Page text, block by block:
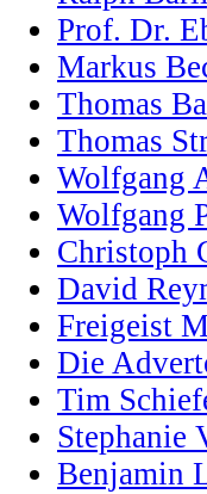
Prof. Dr.
Markus
Thomas
Thomas
Wolfgang
Wolfgang
Christoph
David
Freigeist
Die
Tim
Stephanie
Benjamin